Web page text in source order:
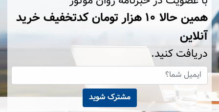
همین حالا ۱۰ هزار تومان کد‌تخفیف خرید
آنلاین
دریافت کنید.
مشترک شوید